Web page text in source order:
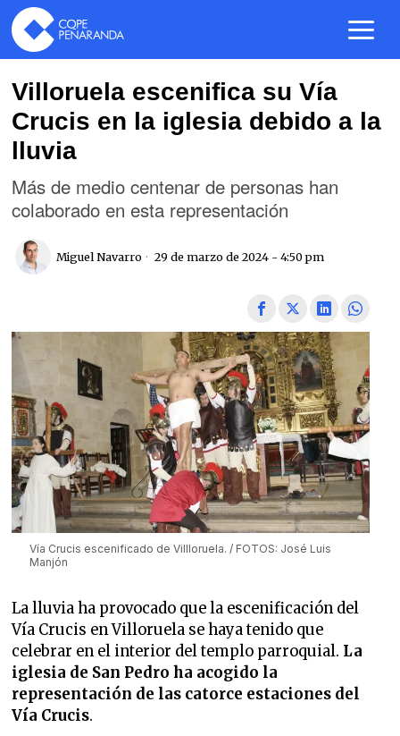
Villoruela escenifica su Vía
Crucis en la iglesia debido a la
lluvia
Más de medio centenar de personas han
colaborado en esta representación
Miguel Navarro 29 de marzo de 2024 - 4:50 pm
Vía Crucis escenificado de Villloruela. / FOTOS: José Luis
Manjón
La lluvia ha provocado que la escenificación del
Vía Crucis en Villoruela se haya tenido que
celebrar en el interior del templo parroquial. La
iglesia de San Pedro ha acogido la
representación de las catorce estaciones del
Vía Crucis.